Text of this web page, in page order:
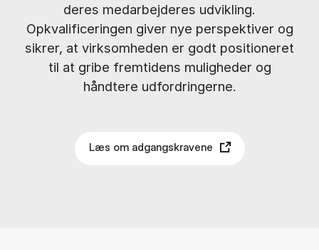
deres medarbejderes udvikling.
Opkvalificeringen giver nye perspektiver og
sikrer, at virksomheden er godt positioneret
til at gribe fremtidens muligheder og
håndtere udfordringerne.
Læs om adgangskravene